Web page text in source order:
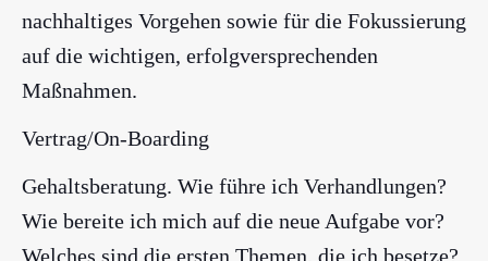
nachhaltiges Vorgehen sowie für die Fokussierung
auf die wichtigen, erfolgversprechenden
Maßnahmen.
Vertrag/On-Boarding
Gehaltsberatung. Wie führe ich Verhandlungen?
Wie bereite ich mich auf die neue Aufgabe vor?
Welches sind die ersten Themen, die ich besetze?